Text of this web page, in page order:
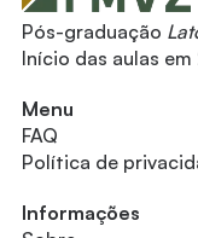
Pós-graduação
Início das aulas em
Menu
FAQ
Política de
Informações